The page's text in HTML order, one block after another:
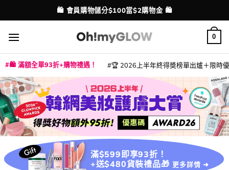
to
content
配送港澳
💳 支援消費券、FPS、八達通、PAYME、信用卡付款
0
🛍️ 滿額全單93折+購物禮遇！ 🏆 2026上半年終得奬榜單出爐＋限時
滿$599即享93折！
+送$480貨裝禮品🎁 更多詳情 ➜